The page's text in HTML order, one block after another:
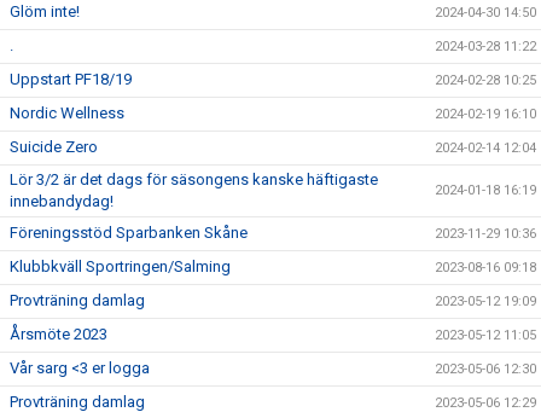
Glöm inte! 2024-04-30 14:50
2024-03-28 11:22
Uppstart PF18/19 2024-02-28 10:25
Nordic Wellness 2024-02-19 16:10
Suicide Zero 2024-02-14 12:04
Lör 3/2 är det dags för säsongens kanske häftigaste
innebandydag!
2024-01-18 16:19
Föreningsstöd Sparbanken Skåne 2023-11-29 10:36
Klubbkväll Sportringen/Salming 2023-08-16 09:18
Provträning damlag 2023-05-12 19:09
Årsmöte 2023 2023-05-12 11:05
Vår sarg <3 er logga 2023-05-06 12:30
Provträning damlag 2023-05-06 12:29